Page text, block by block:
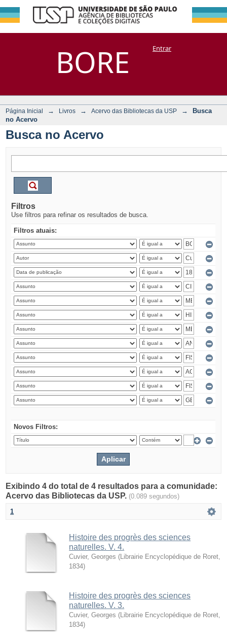
BORE
Busca no Acervo
DSpace/Manakin + CoriscoEntrar
Página Inicial → Livros → Acervo das Bibliotecas da USP →
Busca
no Acervo
Busca no Acervo
Filtros
Use filtros para refinar os resultados de busca.
Filtros atuais:
Novos Filtros:
Exibindo 4 do total de 4 resultados para a comunidade:
Acervo das Bibliotecas da USP. (0.089 segundos)
1
Histoire des progrès des sciences
naturelles. V. 4.
Cuvier, Georges ( Librairie Encyclopédique de Roret
1834)
Histoire des progrès des sciences
naturelles. V. 3.
Cuvier, Georges ( Librairie Encyclopédique de Roret
1834)